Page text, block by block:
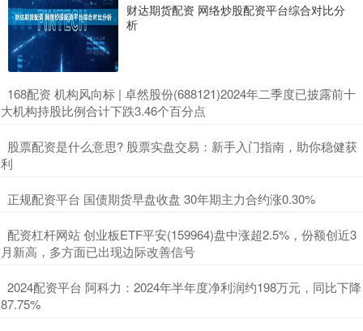
财达期货配资 网络炒股配资平台综合对比分
析
​168配资 机构风向标 | 卓然股份(688121)2024年二季度已披露前十
大机构持股比例合计下跌3.46个百分点
​股票配资是什么意思? 股票实盘交易：新手入门指南，助你稳健获
利
​正规配资平台 国债期货早盘收盘 30年期主力合约涨0.30%
​配资杠杆网站 创业板ETF平安(159964)盘中涨超2.5%，份额创近3
月新高，多方面已出现边际改善信号
​2024配资平台 阿科力：2024年半年度净利润约198万元，同比下降
87.75%